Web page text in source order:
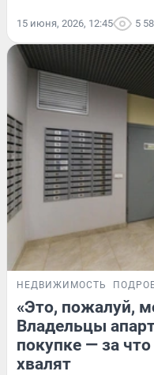
15 июня, 2026, 12:45 5
НЕДВИЖИМОСТЬ
«Это, пожалуй,
Владельцы
покупке — за
хвалят